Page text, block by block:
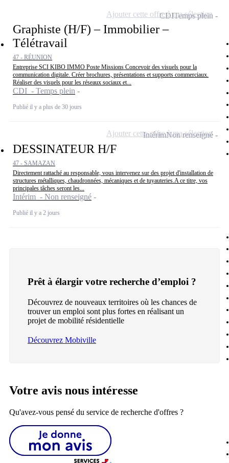
Graphiste (H/F) – Immobilier –
Télétravail
47 - RÉUNION
Entreprise SCI KIBO IMMO Poste Missions Concevoir des visuels pour la
communication digitale. Créer brochures, présentations et supports commerciaux.
Réaliser des visuels pour les réseaux sociaux et...
CDI - Temps plein
Publié il y a plus de 30 jours
CDITemps plein
Ajouter cette offre à ma sélection
DESSINATEUR H/F
47 - SAMAZAN
Directement rattaché au responsable, vous intervenez sur des projet d'installation de
structures métalliques, chaudronnées, mécaniques et de tuyauteries.A ce titre, vos
principales tâches seront les...
Intérim - Non renseigné
Publié il y a 2 jours
IntérimNon renseigné
Ajouter cette offre à ma sélection
Prêt à élargir votre recherche d’emploi ?
Découvrez de nouveaux territoires où les chances de
trouver un emploi sont plus fortes en réalisant un
projet de mobilité résidentielle
Découvrez Mobiville
Votre avis nous intéresse
Qu'avez-vous pensé du service de recherche d'offres ?